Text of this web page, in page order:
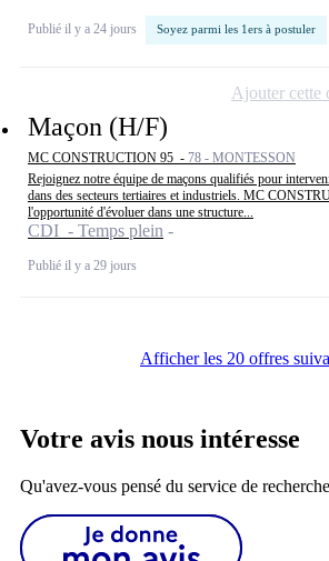
Publié il y a 24 jours Soyez parmi les 1ers à postuler
Maçon (H/F)
MC CONSTRUCTION 95 - 78 - MONTESSON
Rejoignez notre équipe de maçons qualifiés pour
dans des secteurs tertiaires et industriels. MC
l'opportunité d'évoluer dans une structure...
CDI - Temps plein
Publié il y a 29 jours
Ajouter cette
Afficher les 20 offres
Votre avis nous intéresse
Qu'avez-vous pensé du service de